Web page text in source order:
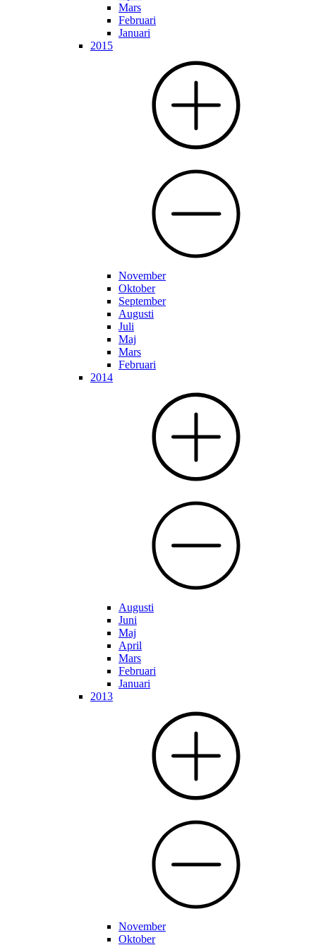
Mars
Februari
Januari
2015
November
Oktober
September
Augusti
Juli
Maj
Mars
Februari
2014
Augusti
Juni
Maj
April
Mars
Februari
Januari
2013
November
Oktober